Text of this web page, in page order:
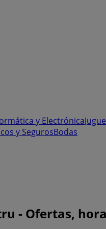
y Electrónica
y SegurosBodas
- Ofertas,